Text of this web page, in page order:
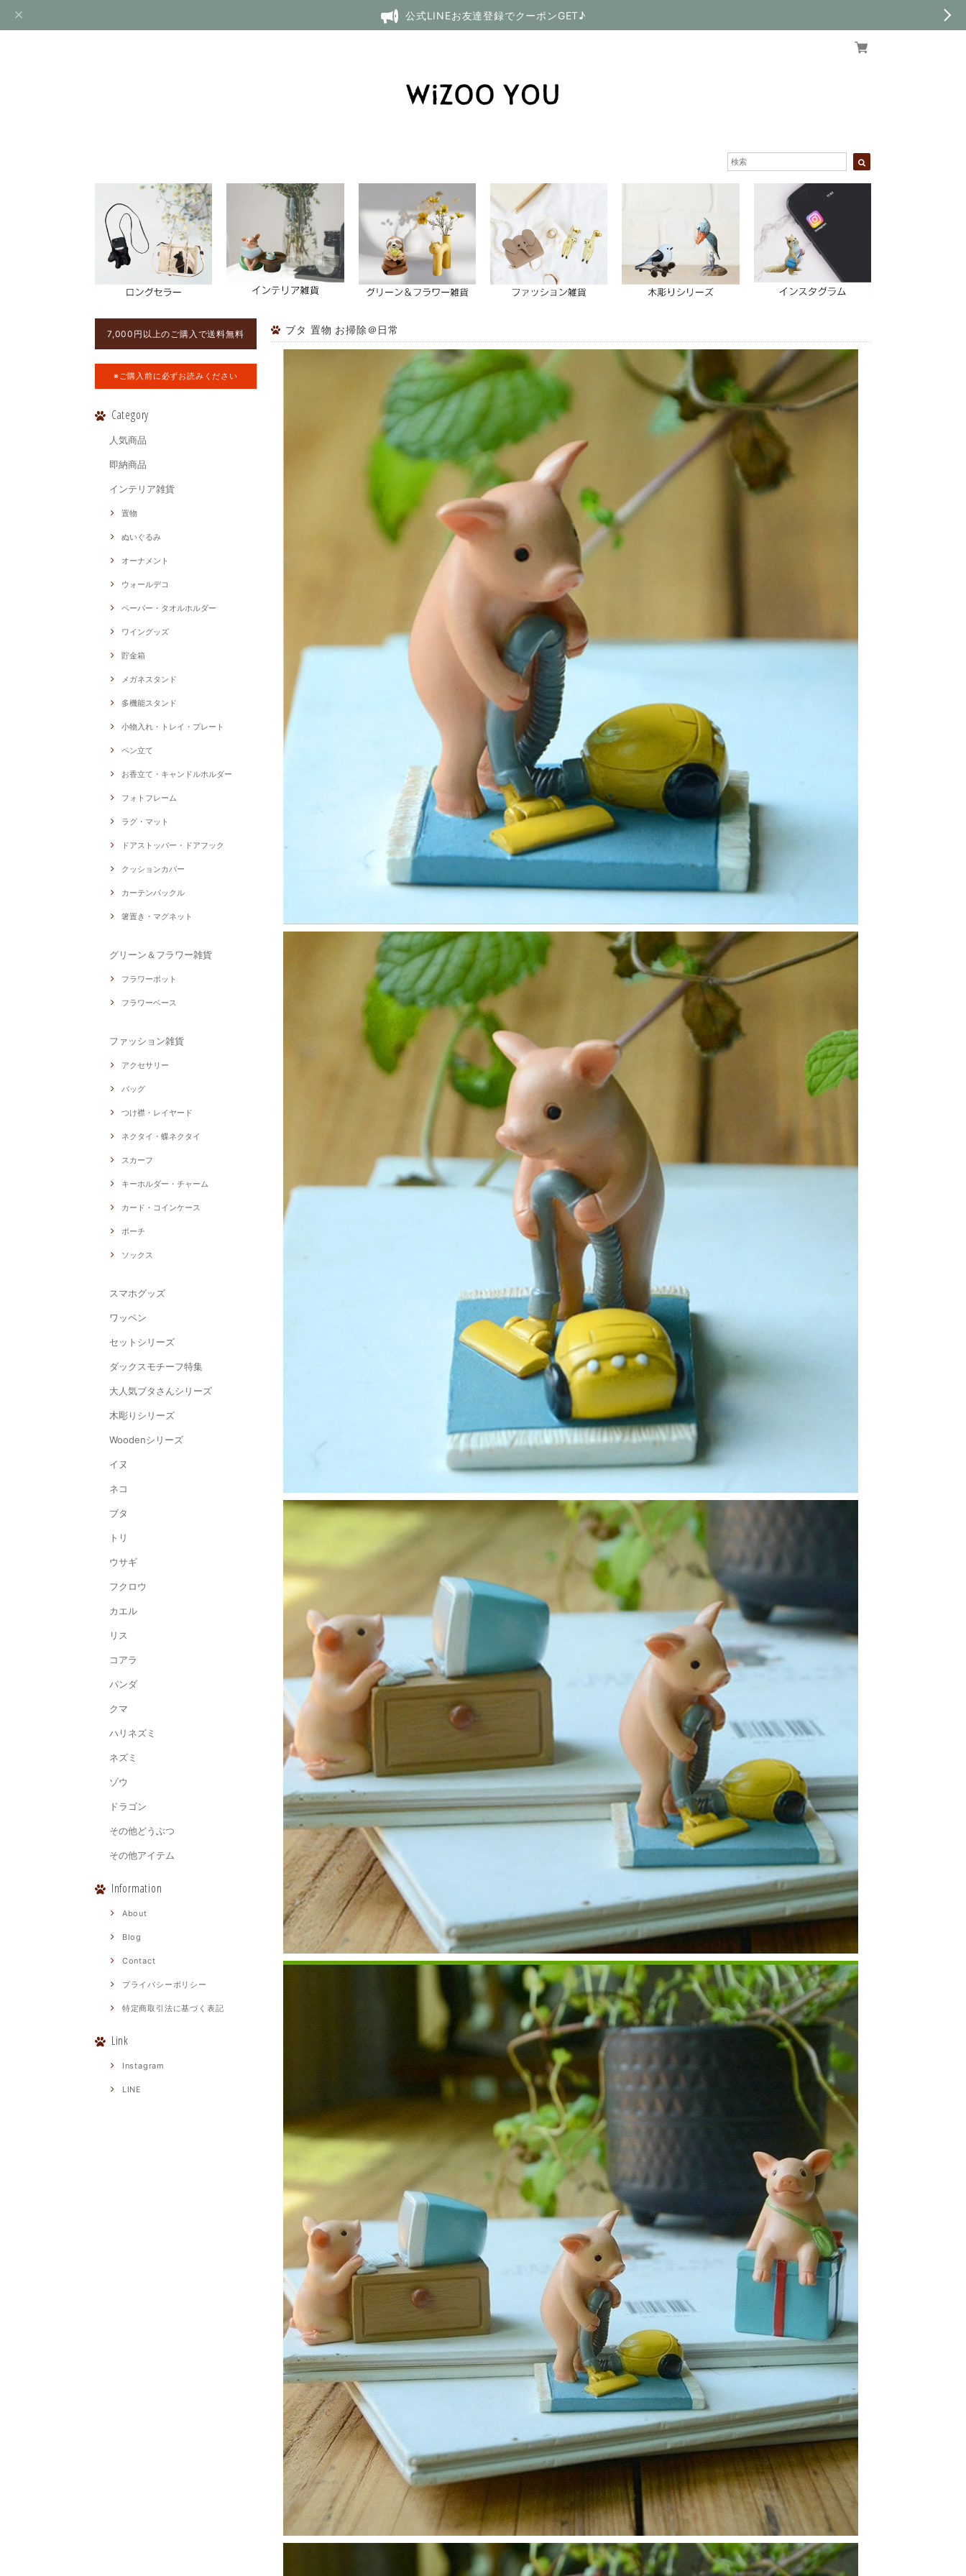
公式LINEお友達登録でクーポンGET♪
7,000円以上のご購入で送料無料
※ご購入前に必ずお読みください
Category
人気商品
即納商品
インテリア雑貨
置物
ぬいぐるみ
オーナメント
ウォールデコ
ペーパー・タオルホルダー
ワイングッズ
貯金箱
メガネスタンド
多機能スタンド
小物入れ・トレイ・プレート
ペン立て
お香立て・キャンドルホルダー
フォトフレーム
ラグ・マット
ドアストッパー・ドアフック
クッションカバー
カーテンバックル
箸置き・マグネット
グリーン＆フラワー雑貨
フラワーポット
フラワーベース
ファッション雑貨
アクセサリー
バッグ
つけ襟・レイヤード
ネクタイ・蝶ネクタイ
スカーフ
キーホルダー・チャーム
カード・コインケース
ポーチ
ソックス
スマホグッズ
ワッペン
セットシリーズ
ダックスモチーフ特集
大人気ブタさんシリーズ
木彫りシリーズ
Woodenシリーズ
イヌ
ネコ
ブタ
トリ
ウサギ
フクロウ
カエル
リス
コアラ
パンダ
クマ
ハリネズミ
ネズミ
ゾウ
ドラゴン
その他どうぶつ
その他アイテム
Information
About
Blog
Contact
プライバシーポリシー
特定商取引法に基づく表記
Link
Instagram
LINE
ブタ 置物 お掃除＠日常